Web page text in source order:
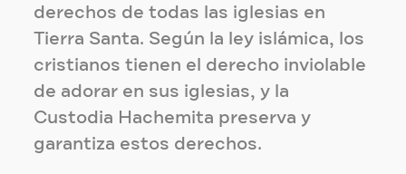
derechos de todas las iglesias en
Tierra Santa. Según la ley islámica, los
cristianos tienen el derecho inviolable
de adorar en sus iglesias, y la
Custodia Hachemita preserva y
garantiza estos derechos.